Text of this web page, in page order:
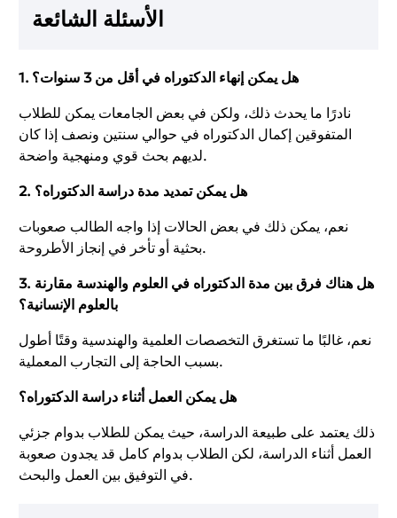
الأسئلة الشائعة
1. هل يمكن إنهاء الدكتوراه في أقل من 3 سنوات؟
نادرًا ما يحدث ذلك، ولكن في بعض الجامعات يمكن للطلاب
المتفوقين إكمال الدكتوراه في حوالي سنتين ونصف إذا كان
لديهم بحث قوي ومنهجية واضحة.
2. هل يمكن تمديد مدة دراسة الدكتوراه؟
نعم، يمكن ذلك في بعض الحالات إذا واجه الطالب صعوبات
بحثية أو تأخر في إنجاز الأطروحة.
3. هل هناك فرق بين مدة الدكتوراه في العلوم والهندسة مقارنة
بالعلوم الإنسانية؟
نعم، غالبًا ما تستغرق التخصصات العلمية والهندسية وقتًا أطول
بسبب الحاجة إلى التجارب المعملية.
هل يمكن العمل أثناء دراسة الدكتوراه؟
ذلك يعتمد على طبيعة الدراسة، حيث يمكن للطلاب بدوام جزئي
العمل أثناء الدراسة، لكن الطلاب بدوام كامل قد يجدون صعوبة
في التوفيق بين العمل والبحث.